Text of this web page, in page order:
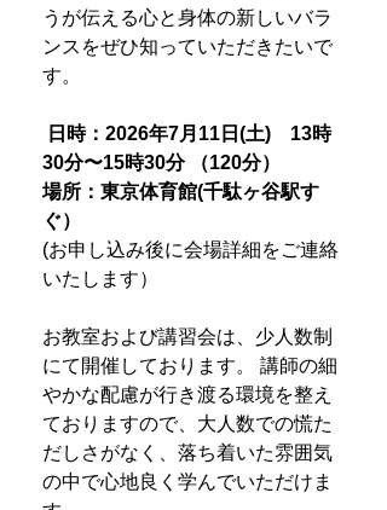
うが伝える心と身体の新しいバラ
ンスをぜひ知っていただきたいで
す。
日時：2026年7月11日(土) 13時
30分〜15時30分 （120分）
場所：東京体育館(千駄ヶ谷駅す
ぐ）
(お申し込み後に会場詳細をご連絡
いたします）
お教室および講習会は、少人数制
にて開催しております。 講師の細
やかな配慮が行き渡る環境を整え
ておりますので、大人数での慌た
だしさがなく、落ち着いた雰囲気
の中で心地良く学んでいただけま